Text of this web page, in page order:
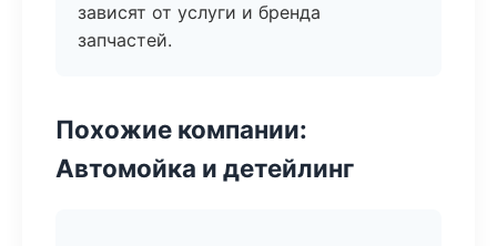
зависят от услуги и бренда
запчастей.
Похожие компании:
Автомойка и детейлинг